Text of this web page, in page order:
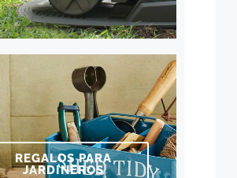
REGALOS PARA
JARDINEROS